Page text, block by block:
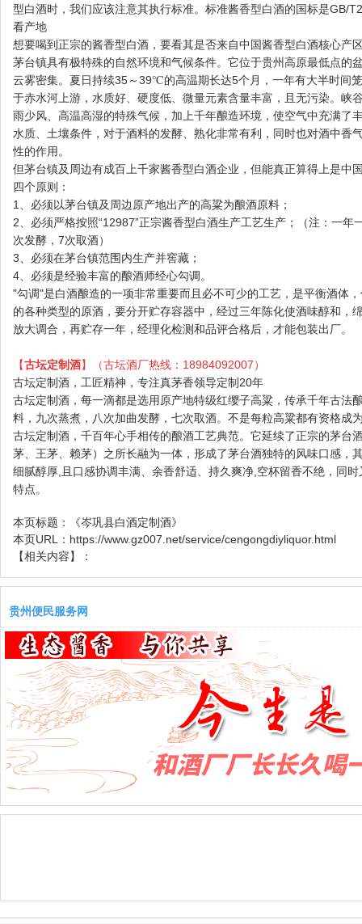
型白酒时，我们应该注意其执行标准。标准酱香型白酒的国标是GB/
看产地
想要喝到正宗的酱香型白酒，要看其是否来自中国酱香型白酒核心产
茅台镇具有极特殊的自然环境和气候条件。它位于贵州高原最低点的
云雾密集。夏日持续35～39℃的高温期长达5个月，一年有大半时间
于赤水河上游，水质好、硬度低、微量元素含量丰富，且无污染。峡
雨少风、高温高湿的特殊气候，加上千年酿造环境，使空气中充满了
水质、土壤条件，对于酒料的发酵、熟化非常有利，同时也对酒中香
性的作用。
但茅台镇及周边有成百上千家酱香型白酒企业，但能真正算得上是中
四个原则：
1、必须以茅台镇及周边原产地出产的高粱为酿酒原料；
2、必须严格按照“12987”正宗酱香型白酒生产工艺生产；（注：一
次发酵，7次取酒）
3、必须在茅台镇范围内生产并窖藏；
4、必须是经验丰富的酿酒师经心勾调。
"勾调"是白酒酿造的一项非常重要而且必不可少的工艺，是平衡酒体
的各种类型的原酒，要分开贮存容器中，经过三年陈化使酒味醇和，
放大调合，再贮存一年，经理化检测和品评合格后，才能包装出厂。
【古坛定制酒】（古坛酒厂热线：18984092007）
古坛定制酒，工匠精神，专注真茅香领导定制20年
古坛定制酒，每一滴都是选用原产地特级红缨子高粱，传承千年古法
料，九次蒸煮，八次加曲发酵，七次取酒。不是每粒高粱都有资格成
古坛定制酒，千百年心手相传的酿酒工艺典范。它延续了正宗的茅台
茅、王茅、赖茅）之所长融为一体，形成了茅台酒独特的风味口感，
细腻醇厚,且口感协调丰满、余香舒适、持久爽净,空杯留香不绝，同
特点。
本页标题：
《岑巩县白酒定制酒》
本页URL： https://www.gz007.net/service/cengongdiyliquor.html
【相关内容】：
贵州便民服务网